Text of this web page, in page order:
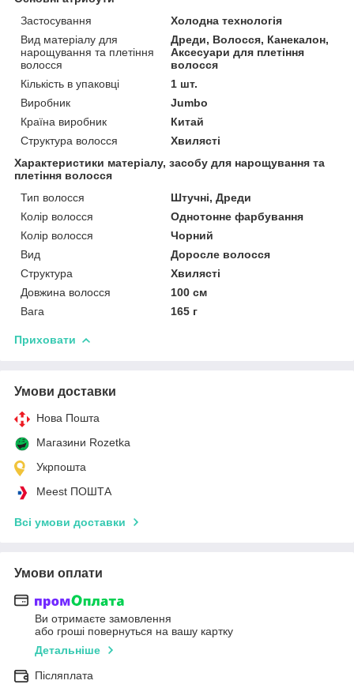
Застосування
Холодна технологія
Вид матеріалу для
нарощування та плетіння
волосся
Дреди, Волосся, Канекалон,
Аксесуари для плетіння
волосся
Кількість в упаковці
1 шт.
Виробник
Jumbo
Країна виробник
Китай
Структура волосся
Хвилясті
Характеристики матеріалу, засобу для нарощування та
плетіння волосся
Тип волосся
Штучні, Дреди
Колір волосся
Однотонне фарбування
Колір волосся
Чорний
Вид
Доросле волосся
Структура
Хвилясті
Довжина волосся
100 см
Вага
165 г
Приховати
Умови доставки
Нова Пошта
Магазини Rozetka
Укрпошта
Meest ПОШТА
Всі умови доставки
Умови оплати
Ви отримаєте замовлення
або гроші повернуться на вашу картку
Детальніше
Післяплата